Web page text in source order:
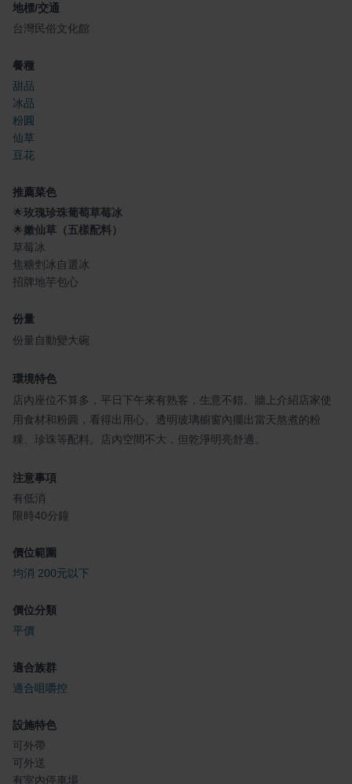
地標/交通
台灣民俗文化館
餐種
甜品
冰品
粉圓
仙草
豆花
推薦菜色
🌟玫瑰珍珠葡萄草莓冰
🌟嫩仙草（五樣配料）
草莓冰
焦糖剉冰自選冰
招牌地芋包心
份量
份量自動變大碗
環境特色
店內座位不算多，平日下午來有熟客，生意不錯。牆上介紹店家使
用食材和粉圓，看得出用心。透明玻璃櫥窗內擺出當天熬煮的粉
粿、珍珠等配料。店內空間不大，但乾淨明亮舒適。
注意事項
有低消
限時40分鐘
價位範圍
均消 200元以下
價位分類
平價
適合族群
適合咀嚼控
設施特色
可外帶
可外送
有室內停車場